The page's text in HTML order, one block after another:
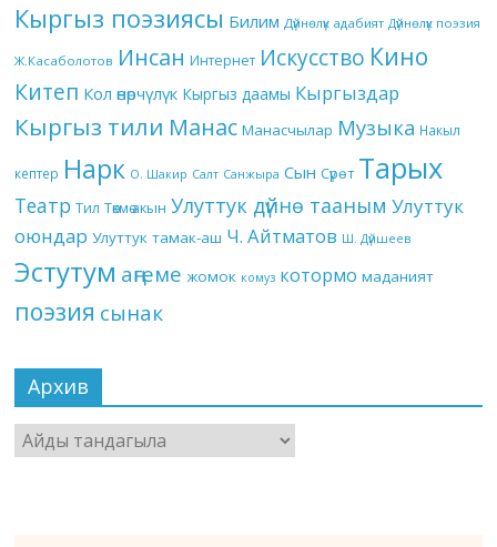
Кыргыз поэзиясы Билим Дүйнөлүк адабият Дүйнөлүк поэзия
Ж.Касаболотов Инсан Интернет Искусство Кино
Китеп Кол өнөрчүлүк Кыргыз даамы Кыргыздар
Кыргыз тили Манас Манасчылар Музыка Накыл
кептер Нарк О. Шакир Салт Санжыра Сын Сүрөт Тарых
Театр Тил Төкмө акын Улуттук дүйнө тааным Улуттук
оюндар Улуттук тамак-аш Ч. Айтматов Ш. Дүйшеев
Эстутум аңгеме жомок комуз котормо маданият
поэзия сынак
Архив
Архив